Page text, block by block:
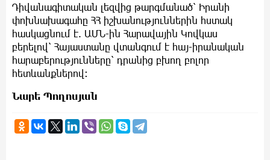
Դիվանագիտական լեզվից թարգմանած՝ Իրանի
փոխնախագահը ՀՀ իշխանություններին հստակ
հասկացնում է. ԱՄՆ-ին Հարավային Կովկաս
բերելով՝ Հայաստանը վտանգում է հայ-իրանական
հարաբերությունները՝ դրանից բխող բոլոր
հետևանքներով։
Նարե Պողոսյան